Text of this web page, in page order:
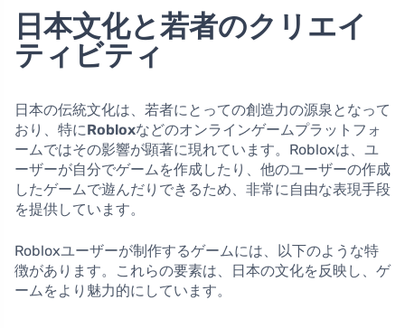
日本文化と若者のクリエイ
ティビティ
日本の伝統文化は、若者にとっての創造力の源泉となって
おり、特にRobloxなどのオンラインゲームプラットフォ
ームではその影響が顕著に現れています。Robloxは、ユ
ーザーが自分でゲームを作成したり、他のユーザーの作成
したゲームで遊んだりできるため、非常に自由な表現手段
を提供しています。
Robloxユーザーが制作するゲームには、以下のような特
徴があります。これらの要素は、日本の文化を反映し、ゲ
ームをより魅力的にしています。